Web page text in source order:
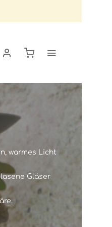
warmes Licht
Gläser